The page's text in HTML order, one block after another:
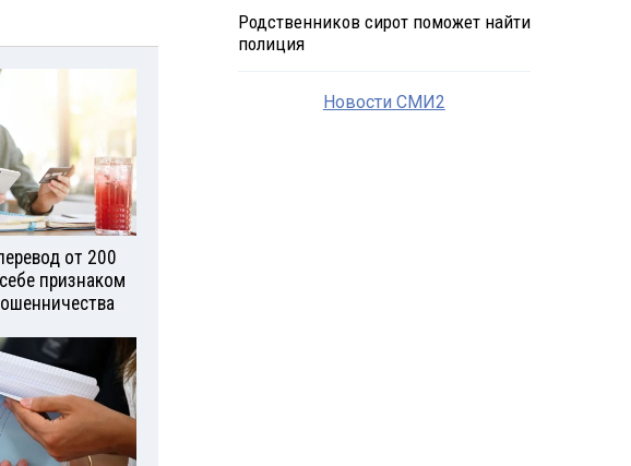
от 200
признаком
Родственников сирот поможет найти
полиция
Новости СМИ2